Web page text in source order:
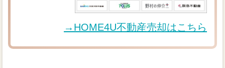
→HOME4U不動産売却はこちら